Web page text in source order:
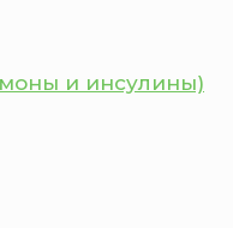
и инсулины)